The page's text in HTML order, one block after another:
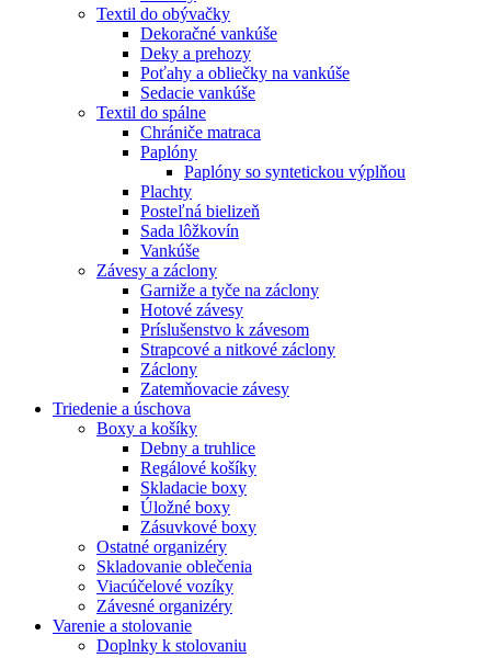
Textil do obývačky
Dekoračné vankúše
Deky a prehozy
Poťahy a obliečky na vankúše
Sedacie vankúše
Textil do spálne
Chrániče matraca
Paplóny
Paplóny so syntetickou výplňou
Plachty
Posteľná bielizeň
Sada lôžkovín
Vankúše
Závesy a záclony
Garniže a tyče na záclony
Hotové závesy
Príslušenstvo k závesom
Strapcové a nitkové záclony
Záclony
Zatemňovacie závesy
Triedenie a úschova
Boxy a košíky
Debny a truhlice
Regálové košíky
Skladacie boxy
Úložné boxy
Zásuvkové boxy
Ostatné organizéry
Skladovanie oblečenia
Viacúčelové vozíky
Závesné organizéry
Varenie a stolovanie
Doplnky k stolovaniu